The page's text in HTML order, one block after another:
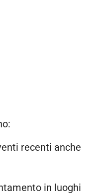
recenti anche
in luoghi